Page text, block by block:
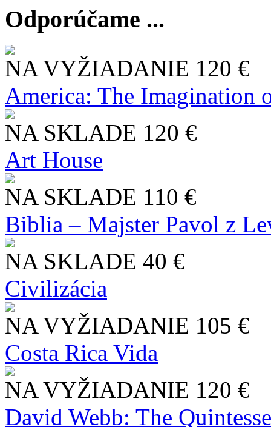
Odporúčame ...
NA VYŽIADANIE 120 €
America: The Imagination
NA SKLADE 120 €
Art House
NA SKLADE 110 €
Biblia – Majster Pavol z
NA SKLADE 40 €
Civilizácia
NA VYŽIADANIE 105 €
Costa Rica Vida
NA VYŽIADANIE 120 €
David Webb: The